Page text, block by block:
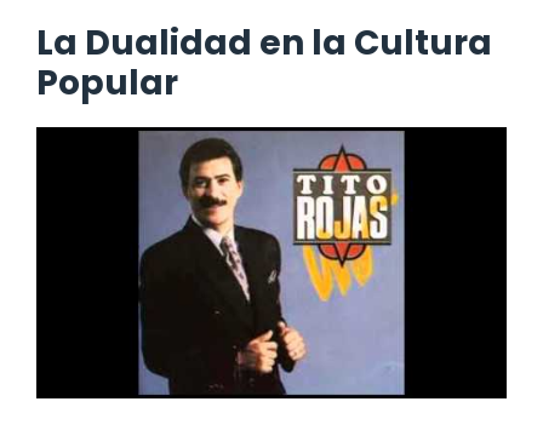
La Dualidad en la Cultura
Popular